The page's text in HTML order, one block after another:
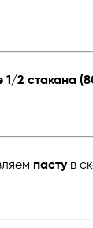
1/2 стакана
пастув